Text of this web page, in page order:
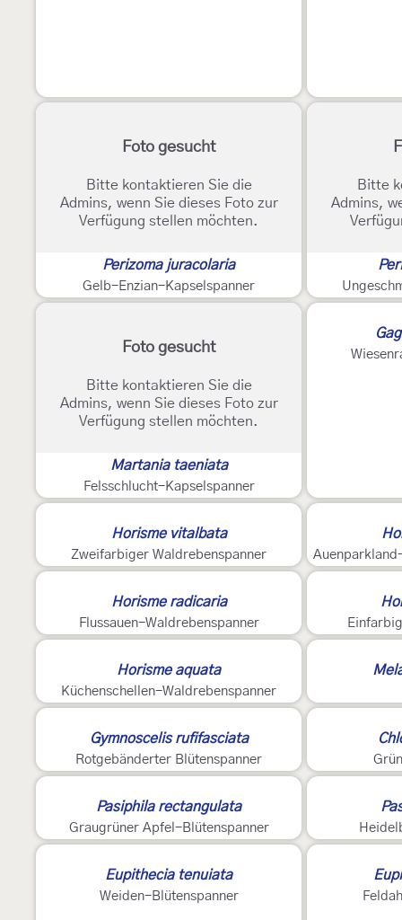
Foto gesucht
Bitte kontaktieren Sie die
Admins, wenn Sie dieses Foto zur
Verfügung stellen möchten.
Perizoma juracolaria
Gelb-Enzian-Kapselspanner
Bitte
Admins,
Foto gesucht
Bitte kontaktieren Sie die
Admins, wenn Sie dieses Foto zur
Verfügung stellen möchten.
Martania taeniata
Felsschlucht-Kapselspanner
Horisme vitalbata
Zweifarbiger Waldrebenspanner
Horisme radicaria
Flussauen-Waldrebenspanner
Horisme aquata
Küchenschellen-Waldrebenspanner
Gymnoscelis rufifasciata
Rotgebänderter Blütenspanner
Pasiphila rectangulata
Graugrüner Apfel-Blütenspanner
Eupithecia tenuiata
Weiden-Blütenspanner